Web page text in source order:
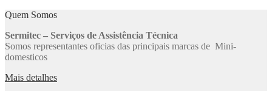
Quem Somos
Sermitec – Serviços de Assistência Técnica
Somos representantes oficias das principais marcas de Mini-
domesticos
Mais detalhes